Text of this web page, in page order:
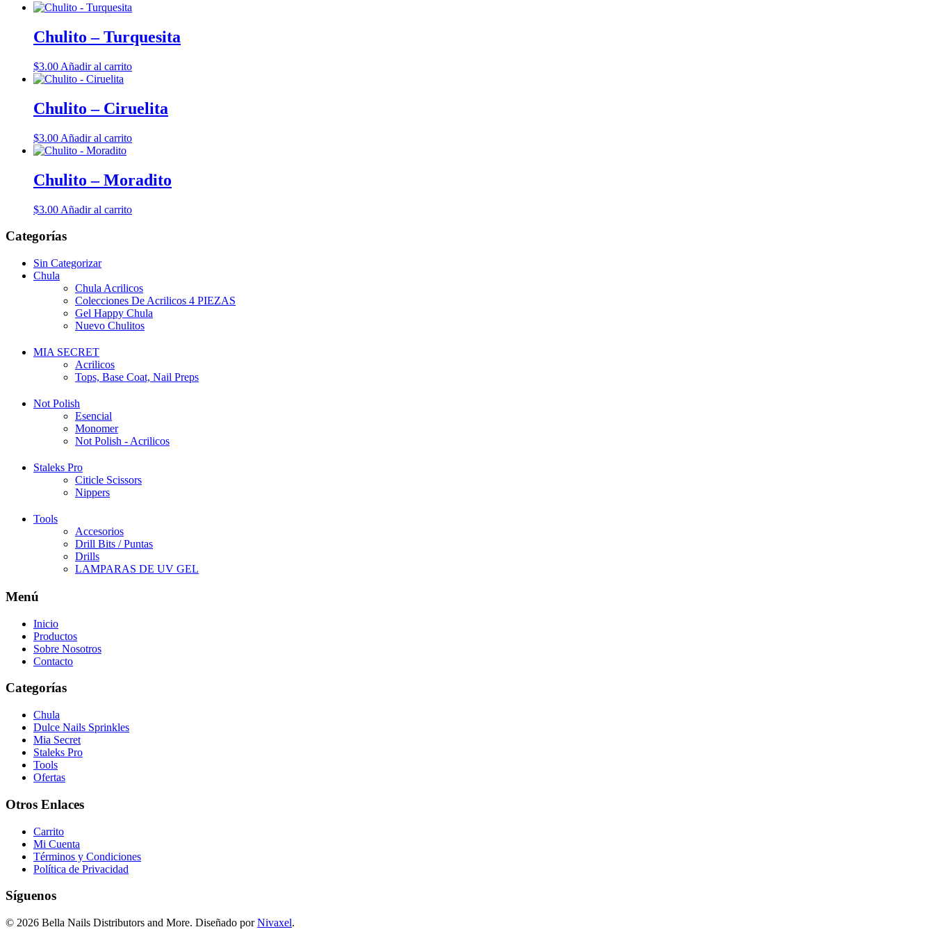
Chulito – Turquesita
$3.00 Añadir al carrito
Chulito – Ciruelita
$3.00 Añadir al carrito
Chulito – Moradito
$3.00 Añadir al carrito
Categorías
Sin Categorizar
Chula
Chula Acrilicos
Colecciones De Acrilicos 4 PIEZAS
Gel Happy Chula
Nuevo Chulitos
MIA SECRET
Acrilicos
Tops, Base Coat, Nail Preps
Not Polish
Esencial
Monomer
Not Polish - Acrilicos
Staleks Pro
Citicle Scissors
Nippers
Tools
Accesorios
Drill Bits / Puntas
Drills
LAMPARAS DE UV GEL
Menú
Inicio
Productos
Sobre Nosotros
Contacto
Categorías
Chula
Dulce Nails Sprinkles
Mia Secret
Staleks Pro
Tools
Ofertas
Otros Enlaces
Carrito
Mi Cuenta
Términos y Condiciones
Política de Privacidad
Síguenos
© 2026 Bella Nails Distributors and More. Diseñado porNivaxel.